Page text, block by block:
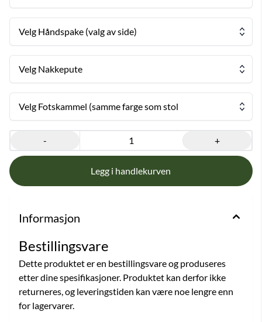
Velg Håndspake (valg av side)
Velg Nakkepute
Velg Fotskammel (samme farge som stol
- +
Informasjon
Bestillingsvare
Dette produktet er en bestillingsvare og produseres
etter dine spesifikasjoner. Produktet kan derfor ikke
returneres, og leveringstiden kan være noe lengre enn
for lagervarer.